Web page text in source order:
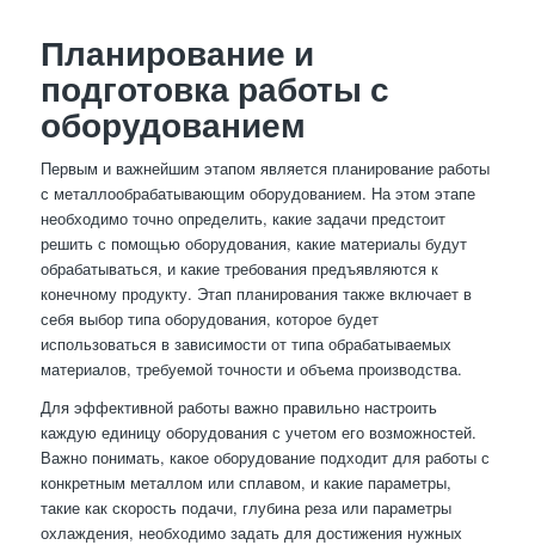
Планирование и
подготовка работы с
оборудованием
Первым и важнейшим этапом является планирование работы
с металлообрабатывающим оборудованием. На этом этапе
необходимо точно определить, какие задачи предстоит
решить с помощью оборудования, какие материалы будут
обрабатываться, и какие требования предъявляются к
конечному продукту. Этап планирования также включает в
себя выбор типа оборудования, которое будет
использоваться в зависимости от типа обрабатываемых
материалов, требуемой точности и объема производства.
Для эффективной работы важно правильно настроить
каждую единицу оборудования с учетом его возможностей.
Важно понимать, какое оборудование подходит для работы с
конкретным металлом или сплавом, и какие параметры,
такие как скорость подачи, глубина реза или параметры
охлаждения, необходимо задать для достижения нужных